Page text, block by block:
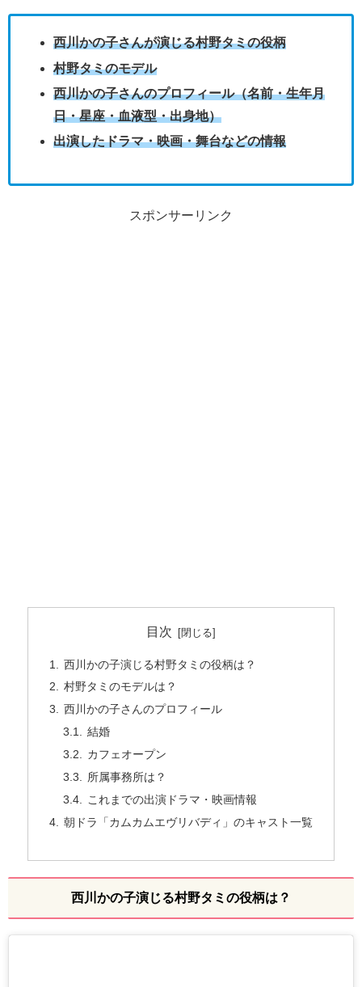
西川かの子さんが演じる村野タミの役柄
村野タミのモデル
西川かの子さんのプロフィール（名前・生年月
日・星座・血液型・出身地）
出演したドラマ・映画・舞台などの情報
スポンサーリンク
目次
西川かの子演じる村野タミの役柄は？
村野タミのモデルは？
西川かの子さんのプロフィール
結婚
カフェオープン
所属事務所は？
これまでの出演ドラマ・映画情報
朝ドラ「カムカムエヴリバディ」のキャスト一覧
西川かの子演じる村野タミの役柄は？